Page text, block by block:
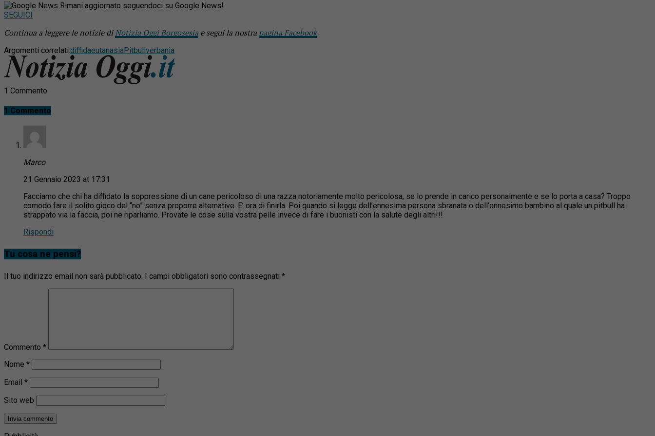
Rimani aggiornato seguendoci su Google News!
SEGUICI
Continua a leggere le notizie diNotizia Oggi Borgosesia e segui la nostra pagina Facebook
Argomenti correlati:diffidaeutanasiaPitbull verbania
1 Commento
1 Commento
Marco
21 Gennaio 2023 at 17:31
Facciamo che chi ha diffidato la soppressione di un cane pericoloso di una razza notoriamente molto pericolosa, se lo prende in carico personalmente e se lo porta a casa? Troppo
comodo fare il solito gioco del “no” senza proporre alternative. E’ ora di finirla. Poi quando si legge dell’ennesima persona sbranata o dell’ennesimo bambino al quale un pitbull ha
strappato via la faccia, poi ne riparliamo. Provate le cose sulla vostra pelle invece di fare i buonisti con la salute degli altri!!!
Rispondi
Tu cosa ne pensi?
Il tuo indirizzo email non sarà pubblicato. I campi obbligatori sono contrassegnati *
Commento *
Nome *
Email *
Sito web